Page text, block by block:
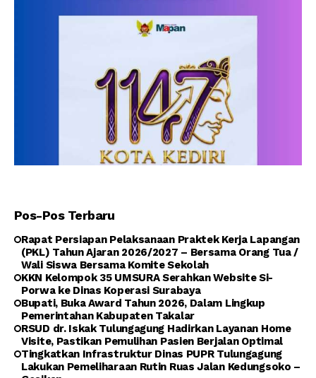
Pos-Pos Terbaru
Rapat Persiapan Pelaksanaan Praktek Kerja Lapangan
(PKL) Tahun Ajaran 2026/2027 – Bersama Orang Tua /
Wali Siswa Bersama Komite Sekolah
KKN Kelompok 35 UMSURA Serahkan Website Si-
Porwa ke Dinas Koperasi Surabaya
Bupati, Buka Award Tahun 2026, Dalam Lingkup
Pemerintahan Kabupaten Takalar
RSUD dr. Iskak Tulungagung Hadirkan Layanan Home
Visite, Pastikan Pemulihan Pasien Berjalan Optimal
Tingkatkan Infrastruktur Dinas PUPR Tulungagung
Lakukan Pemeliharaan Rutin Ruas Jalan Kedungsoko –